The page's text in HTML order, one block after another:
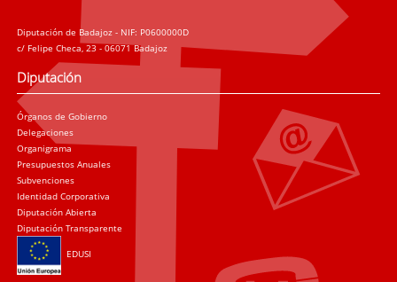
Diputación de Badajoz - NIF: P0600000D
c/ Felipe Checa, 23 - 06071 Badajoz
Diputación
Órganos de Gobierno
Delegaciones
Organigrama
Presupuestos Anuales
Subvenciones
Identidad Corporativa
Diputación Abierta
Diputación Transparente
EDUSI